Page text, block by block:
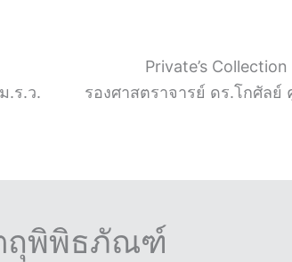
.ร.ว.
Private’s Collection
รองศาสตราจารย์ ดร.โกศัลย์
ถุพิพิธภัณฑ์